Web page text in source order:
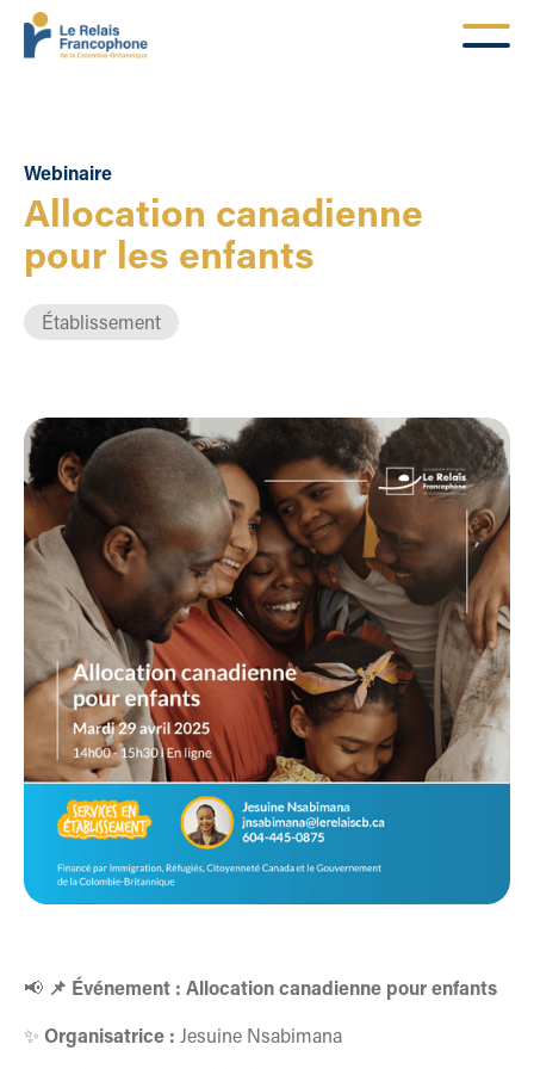
Webinaire
Allocation canadienne
pour les enfants
Établissement
📢 📌 Événement : Allocation canadienne pour enfants
✨ Organisatrice : Jesuine Nsabimana